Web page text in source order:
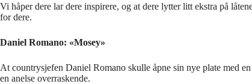
Vi håper dere lar dere inspirere, og at dere lytter litt ekstra på
for dere.
Daniel Romano: «Mosey»
At countrysjefen Daniel Romano skulle åpne sin nye plate med
en anelse overraskende.